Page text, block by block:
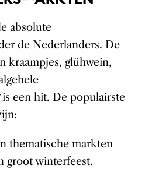
absolute
de Nederlanders. De
kraampjes, glühwein,
een hit. De populairste
thematische markten
groot winterfeest.